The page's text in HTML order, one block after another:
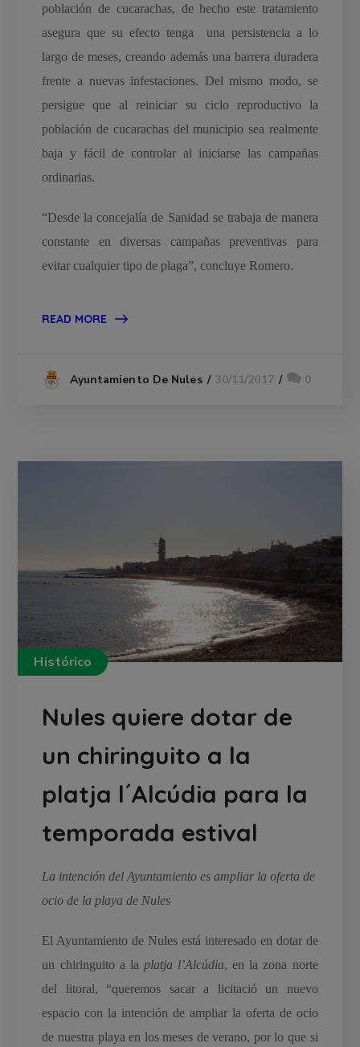
población de cucarachas, de hecho este tratamiento
asegura que su efecto tenga una persistencia a lo
largo de meses, creando además una barrera duradera
frente a nuevas infestaciones. Del mismo modo, se
persigue que al reiniciar su ciclo reproductivo la
población de cucarachas del municipio sea realmente
baja y fácil de controlar al iniciarse las campañas
ordinarias.
“Desde la concejalía de Sanidad se trabaja de manera
constante en diversas campañas preventivas para
evitar cualquier tipo de plaga”, concluye Romero.
READ MORE
Ayuntamiento De Nules 30/11/2017 0
Histórico
Nules quiere dotar de
un chiringuito a la
platja l´Alcúdia para la
temporada estival
La intención del Ayuntamiento es ampliar la oferta de
ocio de la playa de Nules
El Ayuntamiento de Nules está interesado en dotar de
un chiringuito a la platja l’Alcúdia, en la zona norte
del litoral, “queremos sacar a licitació un nuevo
espacio con la intención de ampliar la oferta de ocio
de nuestra playa en los meses de verano, por lo que si